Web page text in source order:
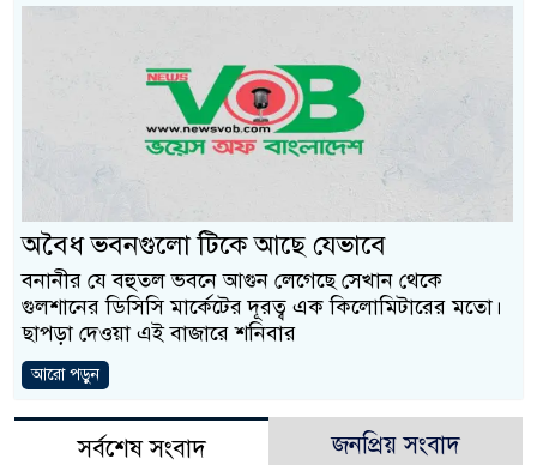
নেতৃত্ব ও গণতন্ত্রের মূর্তমান
যে ভাবে ডেভিড ইমনের কাছে
‘আজহার খান’
অবৈধ বিদেশি পিস্তল,
জড়িত কিশোর গ্যাংয়ের চার শিশু
ডাকাতির প্রস্তুতিকালে
অবৈধ ভবনগুলো টিকে আছে যেভাবে
বনানীর যে বহুতল ভবনে আগুন লেগেছে সেখান থেকে
গুলশানের ডিসিসি মার্কেটের দূরত্ব এক কিলোমিটারের মতো।
ছাপড়া দেওয়া এই বাজারে শনিবার
আরো পড়ুন
সর্বশেষ সংবাদ জনপ্রিয় সংবাদ